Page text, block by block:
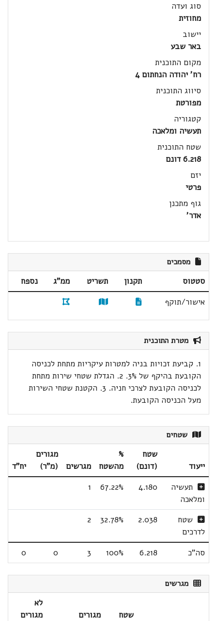
סוג ועדה
מחוזית
יישוב
באר שבע
מקום התוכנית
רח' יהודה הנחתום 4
סיווג התוכנית
מפורטת
קטגוריה
תעשיה ומלאכה
שטח התוכנית
6.218 דונם
יזם
פרטי
גוף מתכנן
אדר'
מסמכים
סטטוס תקנון תשריט ממ"ג
נספח
אישור/תוקף
מטרת התוכנית
1. קביעת זכויות בניה למטרות עיקריות מתחת לכניסה
הקובעת בהיקף של 3%. 2. הגדלת שטחי שירות מתחת
לכניסה הקובעת לצרכי חניה. 3. הקטנת שטחי השירות
מעל הכניסה הקובעת.
שטחים
ייעוד
שטח
(דונם)
%
מהשטח
מגרשים
מגורים
(מ"ר)
יח"ד
תעשיה
ומלאכה
4.180
67.22%
1
שטח
לדרכים
2.038
32.78%
2
סה"כ 6.218
100%
3
0
0
מגרשים
שטח
מגורים
לא
מגורים